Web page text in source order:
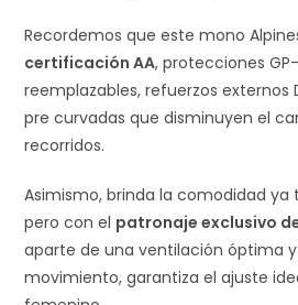
Recordemos que este mono
certificación AA, protecciones
reemplazables, refuerzos externos
pre curvadas que disminuyen el
recorridos.
Asimismo, brinda la comodidad
pero con el patronaje exclusivo
aparte de una ventilación óptima
movimiento, garantiza el ajuste